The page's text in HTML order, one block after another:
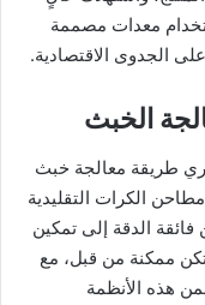
معدات مصممة
الجدوى الاقتصادية.
الخبث
طريقة معالجة خبث
الكرات التقليدية
الدقة إلى تمكين
ممكنة من قبل، مع
هذه الأنظمة